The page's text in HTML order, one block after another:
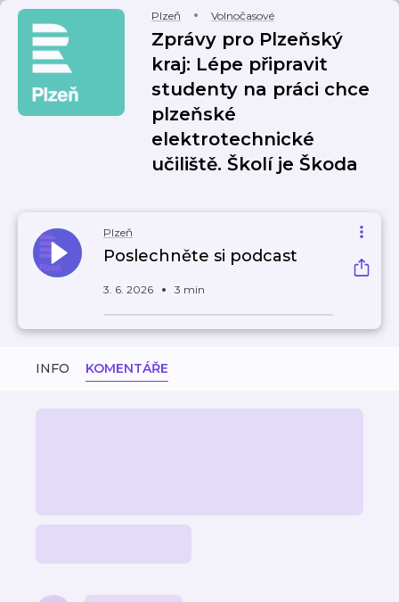
Plzeň Volnočasové
Zprávy pro Plzeňský
kraj: Lépe připravit
studenty na práci chce
plzeňské
elektrotechnické
učiliště. Školí je Škoda
Plzeň
Poslechněte si podcast
3. 6. 2026 3 min
INFO KOMENTÁŘE